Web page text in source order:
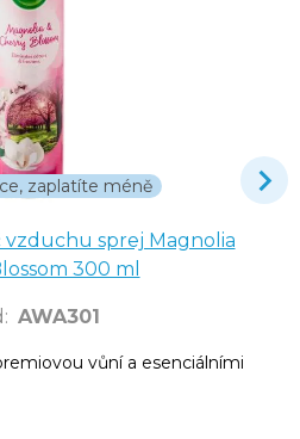
zaplatíte méně
vzduchu sprej Magnolia
300 ml
: AWA301
vůní a esenciálními